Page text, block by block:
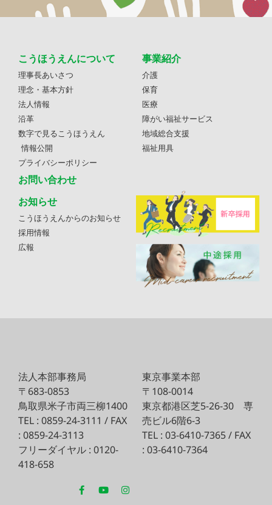
こうほうえんについて
理事長あいさつ
理念・基本方針
法人情報
沿革
数字で見るこうほうえん
情報公開
プライバシーポリシー
お問い合わせ
事業紹介
介護
保育
医療
障がい福祉サービス
地域総合支援
福祉用具
お知らせ
こうほうえんからのお知らせ
採用情報
広報
法人本部事務局
〒683-0853
鳥取県米子市両三柳1400
TEL : 0859-24-3111 / FAX
: 0859-24-3113
フリーダイヤル : 0120-
418-658
東京事業本部
〒108-0014
東京都港区芝5-26-30 専
売ビル6階6-3
TEL : 03-6410-7365 / FAX
: 03-6410-7364